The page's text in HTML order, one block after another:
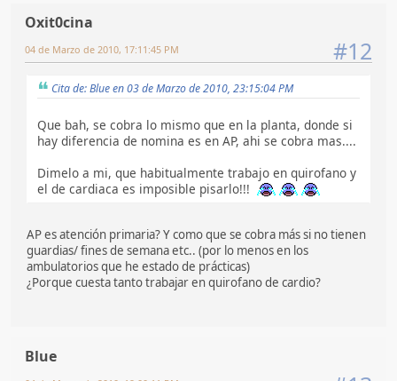
Oxit0cina
#12
04 de Marzo de 2010, 17:11:45 PM
Cita de: Blue en 03 de Marzo de 2010, 23:15:04 PM
Que bah, se cobra lo mismo que en la planta, donde si
hay diferencia de nomina es en AP, ahi se cobra mas....
Dimelo a mi, que habitualmente trabajo en quirofano y
el de cardiaca es imposible pisarlo!!!
AP es atención primaria? Y como que se cobra más si no tienen
guardias/ fines de semana etc.. (por lo menos en los
ambulatorios que he estado de prácticas)
¿Porque cuesta tanto trabajar en quirofano de cardio?
Blue